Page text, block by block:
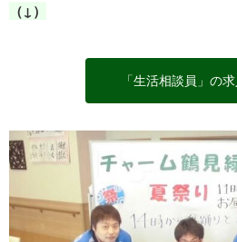
（↓）
「生活相談員」の